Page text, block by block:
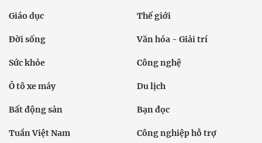
Giáo dục Thế giới
Đời sống Văn hóa - Giải trí
Sức khỏe Công nghệ
Ô tô xe máy Du lịch
Bất động sản Bạn đọc
Tuần Việt Nam Công nghiệp hỗ trợ